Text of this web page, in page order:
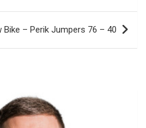
Bike – Perik Jumpers 76 – 40